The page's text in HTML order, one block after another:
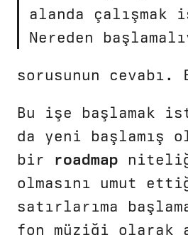
alanda çalışmak
Nereden
sorusunun cevabı.
Bu işe başlamak
da yeni başlamış
bir roadmap
olmasını umut
satırlarıma
fon müziği olarak